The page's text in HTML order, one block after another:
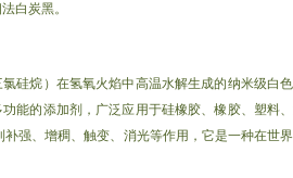
白炭黑。
硅烷）在氢氧火焰中高温水解生成的纳米级白
能的添加剂，广泛应用于硅橡胶、橡胶、塑料
强、增稠、触变、消光等作用，它是一种在世